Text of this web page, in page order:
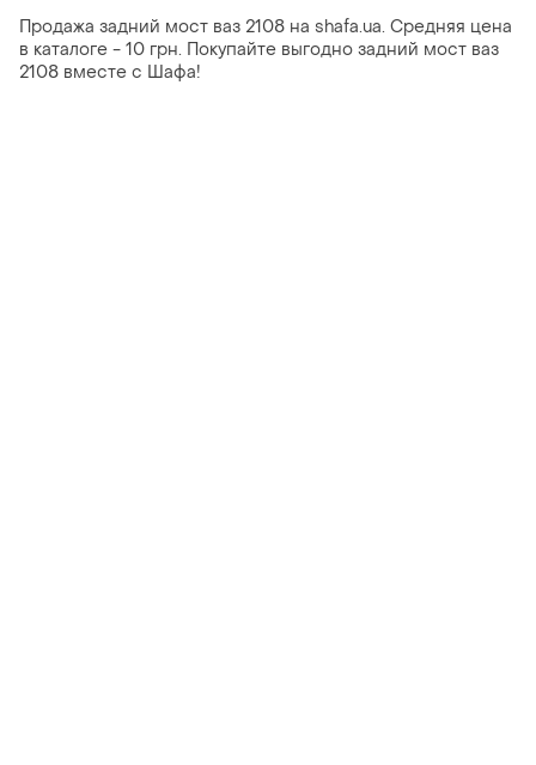
Продажа задний мост ваз 2108 на shafa.ua. Средняя цена
в каталоге - 10 грн. Покупайте выгодно задний мост ваз
2108 вместе с Шафа!